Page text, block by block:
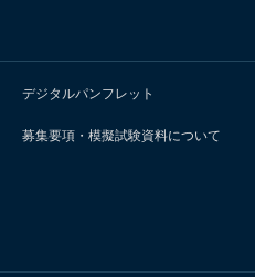
デジタルパンフレット
募集要項・模擬試験資料について